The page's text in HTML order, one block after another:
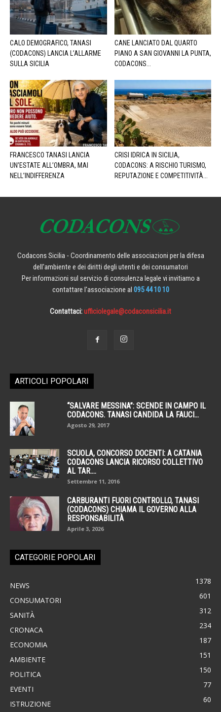
CALO DEMOGRAFICO, TANASI
(CODACONS) LANCIA L’ALLARME
SULLA SICILIA
CANE LANCIATO DAL QUARTO
PIANO A SAN GIOVANNI LA PUNTA,
CODACONS...
FRANCESCO TANASI LANCIA
UN’ESTATE ALL’OMBRA, MAI
NELL’INDIFFERENZA
CRISI IDRICA IN SICILIA,
CODACONS: A RISCHIO TURISMO,
REPUTAZIONE E COMPETITIVITÀ...
Codacons Sicilia - Coordinamento delle associazioni per la difesa
dell'ambiente e dei diritti degli utenti e dei consumatori
Per informazioni sul servizio di consulenza legale vi invitiamo a
contattare l'associazione al 095 44 10 10
Contattaci:ufficiolegale@codaconsicilia.it
ARTICOLI POPOLARI
“SALVARE MESSINA”: SCENDE IN CAMPO IL
CODACONS. TANASI CANDIDA LA FAUCI...
Agosto 29, 2017
SCUOLA, CONCORSO DOCENTI: A CATANIA
CODACONS LANCIA RICORSO COLLETTIVO
AL TAR....
Settembre 11, 2016
CARBURANTI FUORI CONTROLLO, TANASI
(CODACONS) CHIAMA IL GOVERNO ALLA
RESPONSABILITÀ
Aprile 3, 2026
CATEGORIE POPOLARI
NEWS 1378
CONSUMATORI 601
SANITÀ 312
CRONACA 234
ECONOMIA 187
AMBIENTE 151
POLITICA 150
EVENTI 77
ISTRUZIONE 60